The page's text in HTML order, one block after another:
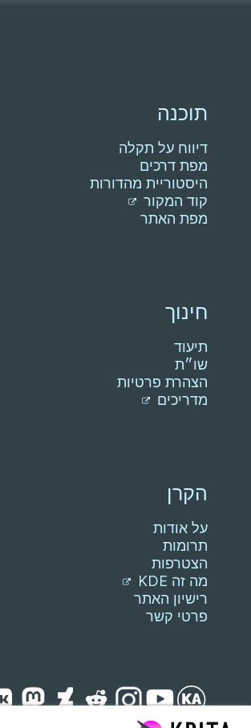
תוכנה
דיווח על תקלה
מפת דרכים
היסטוריית מהדורות
קוד המקור
מפת האתר
חינוך
תיעוד
שו״ת
הצהרת פרטיות
מדריכים
הקרן
על אודות
תרומות
הצטרפות
מה זה KDE
רישיון האתר
פרטי קשר